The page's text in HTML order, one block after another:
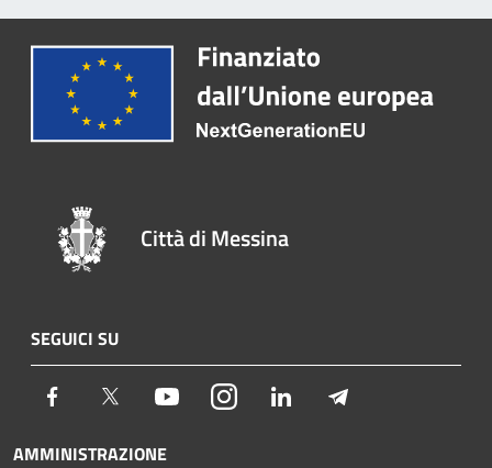
Città di Messina
SEGUICI SU
Facebook Twitter YoutubeInstagram LinkedIn
AMMINISTRAZIONE